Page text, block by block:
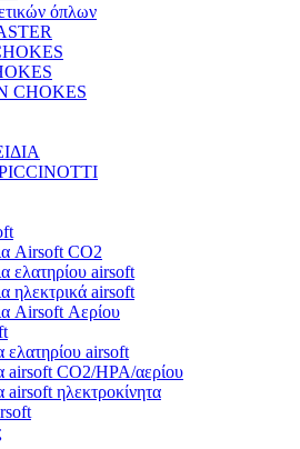
όπλων
CHOKES
Airsoft CO2
ελατηρίου airsoft
ηλεκτρικά airsoft
Airsoft Αερίου
ελατηρίου airsoft
airsoft CO2/HPA/αερίου
airsoft ηλεκτροκίνητα